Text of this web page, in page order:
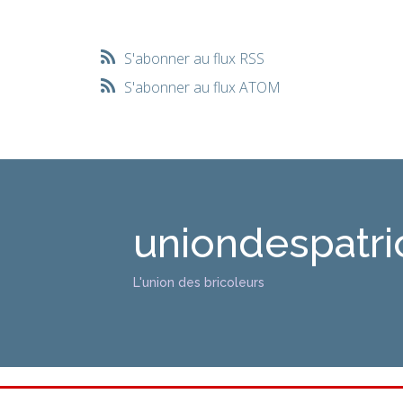
S'abonner au flux RSS
S'abonner au flux ATOM
L'union des bricoleurs